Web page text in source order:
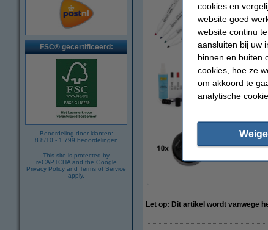
FSC® gecertificeerd:
Beoordeling door klanten:
8.8/10 - 1.799 beoordelingen
This site is protected by
reCAPTCHA and the Google
Privacy Policy and Terms of Service
apply.
Aanbieding:
€ 6,95
123inkt
Let op: Dit artikel wordt vanwege
cookies en
website goed
website continu
aansluiten bij uw
binnen en buiten
cookies, hoe ze
om akkoord te
analytische